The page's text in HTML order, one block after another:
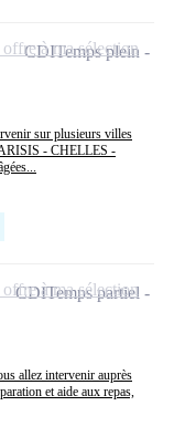
sur plusieurs villes
- CHELLES -
CDITemps plein
à ma sélection
allez intervenir auprès
et aide aux repas,
CDITemps partiel
à ma sélection